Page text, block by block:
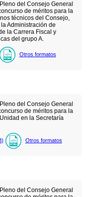
del Consejo General
de méritos para la
técnicos del Consejo,
Administración de
la Carrera Fiscal y
del grupo A.
Otros formatos
del Consejo General
de méritos para la
en la Secretaría
) Otros formatos
del Consejo General